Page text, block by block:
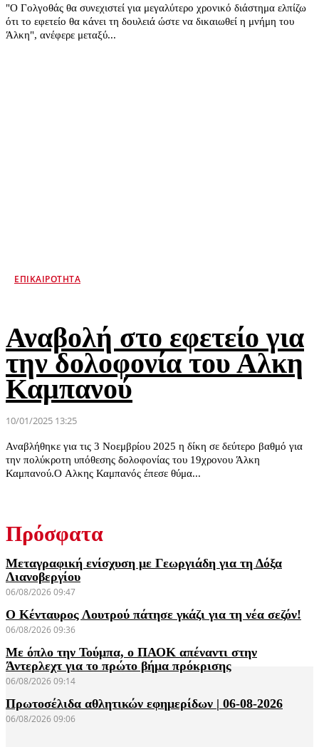
"Ο Γολγοθάς θα συνεχιστεί για μεγαλύτερο χρονικό διάστημα ελπίζω
ότι το εφετείο θα κάνει τη δουλειά ώστε να δικαιωθεί η μνήμη του
Άλκη", ανέφερε μεταξύ...
ΕΠΙΚΑΙΡΌΤΗΤΑ
Αναβολή στο εφετείο για
την δολοφονία του Αλκη
Καμπανού
10/01/2025 13:25
Αναβλήθηκε για τις 3 Νοεμβρίου 2025 η δίκη σε δεύτερο βαθμό για
την πολύκροτη υπόθεσης δολοφονίας του 19χρονου Άλκη
Καμπανού.Ο Αλκης Καμπανός έπεσε θύμα...
Πρόσφατα
Μεταγραφική ενίσχυση με Γεωργιάδη για τη Δόξα
Λιανοβεργίου
06/08/2026 09:47
Ο Κένταυρος Λουτρού πάτησε γκάζι για τη νέα σεζόν!
06/08/2026 09:36
Με όπλο την Τούμπα, ο ΠΑΟΚ απέναντι στην
Άντερλεχτ για το πρώτο βήμα πρόκρισης
06/08/2026 09:14
Πρωτοσέλιδα αθλητικών εφημερίδων | 06-08-2026
06/08/2026 09:06